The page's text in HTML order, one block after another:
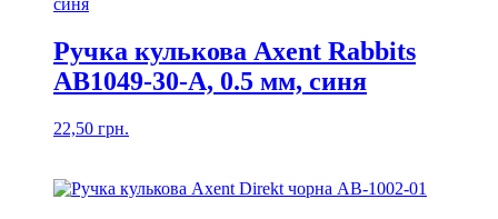
Ручка кулькова Axent Rabbits
AB1049-30-A, 0.5 мм, синя
22,50 грн.